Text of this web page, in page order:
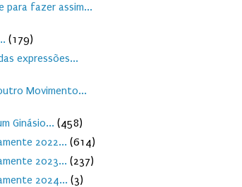
para fazer assim...
(179)
expressões...
Movimento...
Ginásio... (458)
2022... (614)
2023... (237)
2024... (3)